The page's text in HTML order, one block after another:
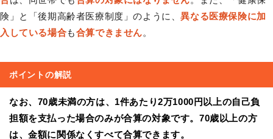
険」と「後期高齢者医療制度」のように、異なる医療保険に加
入している場合も合算できません。
ポイントの解説
なお、70歳未満の方は、1件あたり2万1000円以上の自己負
担額を支払った場合のみが合算の対象です。70歳以上の方
は、金額に関係なくすべて合算できます。